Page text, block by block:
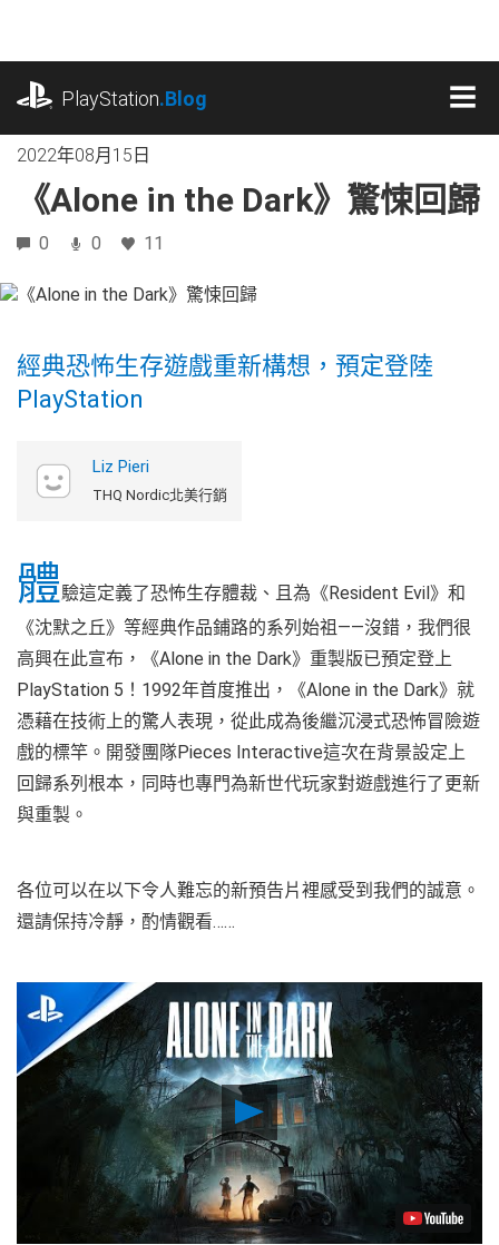
內
PlayStation.Blog
2022年08月15日
《Alone in the Dark》驚悚回歸
0 0 11
經典恐怖生存遊戲重新構想，預定登陸
PlayStation
Liz Pieri
THQ Nordic北美行銷
體驗這定義了恐怖生存體裁、且為《Resident Evil》和
《沈默之丘》等經典作品鋪路的系列始祖——沒錯，我們很
高興在此宣布，《Alone in the Dark》重製版已預定登上
PlayStation 5！1992年首度推出，《Alone in the Dark》就
憑藉在技術上的驚人表現，從此成為後繼沉浸式恐怖冒險遊
戲的標竿。開發團隊Pieces Interactive這次在背景設定上
回歸系列根本，同時也專門為新世代玩家對遊戲進行了更新
與重製。
各位可以在以下令人難忘的新預告片裡感受到我們的誠意。
還請保持冷靜，酌情觀看……
Play
Video